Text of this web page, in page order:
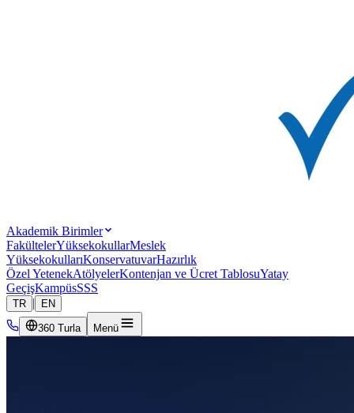
Akademik Birimler
FakültelerYüksekokullarMeslek
YüksekokullarıKonservatuvarHazırlık
Özel YetenekAtölyelerKontenjan ve Ücret TablosuYatay
GeçişKampüsSSS
TR | EN
360 Turla Menü